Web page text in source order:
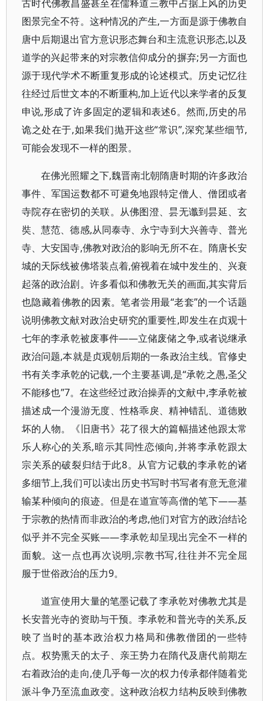
古时代佛教昌盛甚至在儒释道三教中占据上风的历史
图景完全不符。这种情况的产生,一方面是源于佛教自
唐中后期退出官方意识形态舞台和主流意识形态,以及
道学的兴起带来的对宗教信仰成分的摒弃;另一方面也
源于现代学术不断重复形成的论述模式。历史记忆往
往经过后世文本的不断重构,加上近代以来学者的反复
申说,形成了许多固定的逻辑和表述6。然而,历史的吊
诡之处在于,如果我们抛开这些“常识”,深究某些细节,
可能会发现不一样的图景。
在佛光照耀之下,魏晋南北朝隋唐时期的许多政治
事件、军国运数都不可避免地跟特定僧人、僧团或者
寺院存在密切的关联。从佛图澄、昙无谶到昙延、玄
奘、慧范、德感,从同泰寺、永宁寺到大兴善寺、普光
寺、大安国寺,佛教对政治的影响无所不在。隋唐长安
城的天际线被佛塔装点着,俯视着在城中发生的、兴衰
起落的政治剧。许多看似和佛教无关的画面,其实背后
也隐藏着佛教的因素。笔者尝用最“老套”的一个话题
说明佛教文献对政治史研究的重要性,即发生在贞观十
七年的李承乾被废事件——立储废储之争,或者说继承
政治问题,本就是贞观朝后期的一条政治主线。官修史
书有关李承乾的记载,一个主要基调,是“承乾之愚,圣父
不能移也”7。在这些经过政治操弄的文献中,李承乾被
描述成一个漫游无度、性格乖戾、精神错乱、道德败
坏的人物。《旧唐书》花了很大的篇幅描述他跟太常
乐人称心的关系,暗示其同性恋倾向,并将李承乾跟太
宗关系的破裂归结于此8。从官方记载的李承乾的诸
多细节上,我们可以读出历史书写时书写者有意无意灌
输某种倾向的痕迹。但是在道宣等高僧的笔下——基
于宗教的热情而非政治的考虑,他们对官方的政治结论
似乎并不完全买账——李承乾却呈现出完全不一样的
面貌。这一点也再次说明,宗教书写,往往并不完全屈
服于世俗政治的压力9。
道宣使用大量的笔墨记载了李承乾对佛教尤其是
长安普光寺的资助与干预。李承乾和普光寺的关系,反
映了当时的基本政治权力格局和佛教僧团的一些特
点。权势熏天的太子、亲王势力在隋代及唐代前期左
右着政治的走向,使几乎每一次的权力传承都伴随着党
派斗争乃至流血政变。这种政治权力结构反映到佛教